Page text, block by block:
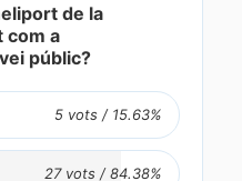
de la
com a
públic?